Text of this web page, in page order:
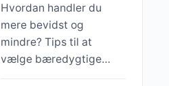
Hvordan handler du
mere bevidst og
mindre? Tips til at
vælge bæredygtige